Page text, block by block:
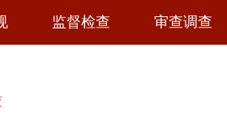
监督检查 审查调查